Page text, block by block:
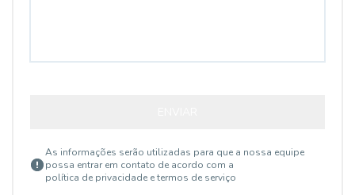
As informações serão utilizadas para que a nossa equipe
possa entrar em contato de acordo com a
política de privacidade e termos de serviço